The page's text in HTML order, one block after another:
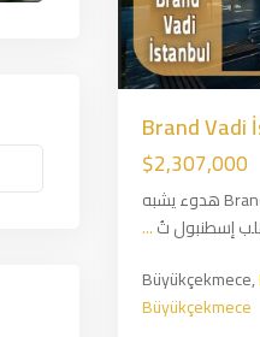
Brand Vadi
$2,307,000
مشروع الفلل الفاخرة Brand Vadi İstanbul هدوء يشبه
إسطنبول تُ...
Büyükçekmece,
Büyükçekmece